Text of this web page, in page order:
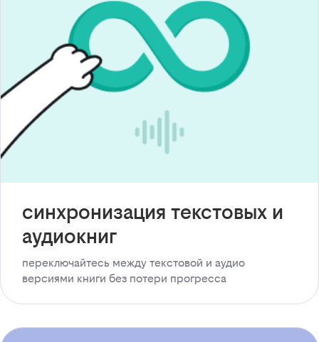
синхронизация текстовых и
аудиокниг
переключайтесь между текстовой и аудио
версиями книги без потери прогресса